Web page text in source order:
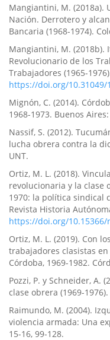
Mangiantini, M. (2018a).
Nación. Derrotero y
Bancaria (1968-1974).
Mangiantini, M.
Revolucionario de los
Trabajadores (1965-
https://doi.org/10.31049/
Mignón, C. (2014).
1968-1973. Buenos
Nassif, S. (2012).
lucha obrera contra la
UNT.
Ortiz, M. L. (2018).
revolucionaria y la clase
1970: la política sindical
Revista Historia
https://doi.org/10.15366/
Ortiz, M. L. (2019). Con
trabajadores clasistas
Córdoba, 1969-1982.
Pozzi, P. y Schneider, A.
clase obrera (1969-
Raimundo, M. (2004).
violencia armada: Una
15-16, 99-128.